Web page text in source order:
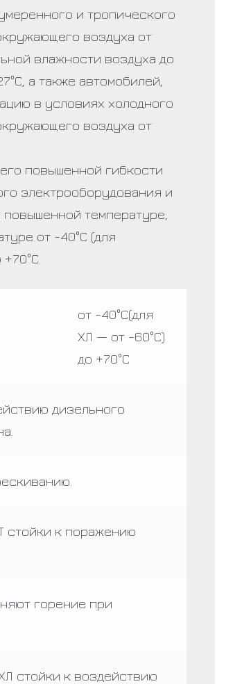
и тропического
воздуха от
влажности воздуха до
а также автомобилей,
в условиях холодного
воздуха от
повышенной гибкости
электрооборудования и
температуре;
от -40°С (для
от -40°С(для
ХЛ — от -60°С)
до +70°С
дизельного
стойки к поражению
горение при
стойки к воздействию